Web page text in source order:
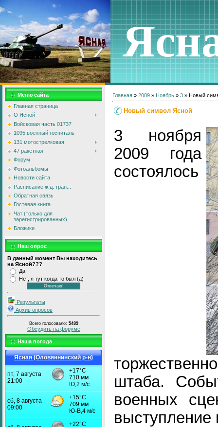
Меню сайта
Главная страница
О Ясной
Войсковая часть 01737
1095 военный госпиталь
131 мотострелковая
47 ракетная
Форум
Фотоальбомы
Новости сайта
Расписание ж.д. тран...
Обратная связь
Гостевая книга
Чат (только для
зарегистрированных)
Бложики
Наш опрос
В данный момент Вы находитесь
на Ясной???
Да
Нет, я тут когда то был (а)
Результаты
Архив опросов
Всего голосовало: 5489
Обсудить на форуме
Наша погода
Ясная (Оловяннинский р-н)
Главная » 2009 » Ноябрь » 3 » Новый
Новый символ Ясной
3 ноября
2009 года
состоялось
штаба.
военных
выступление